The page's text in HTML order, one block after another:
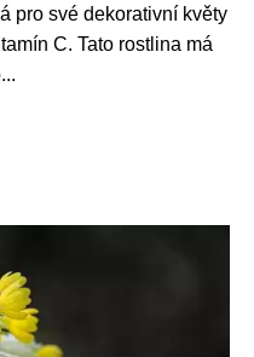
pro své dekorativní květy
C. Tato rostlina má